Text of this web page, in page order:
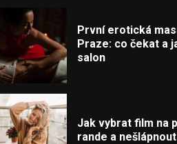
První erotická
Praze: co čekat a
salon
Jak vybrat film na
rande a